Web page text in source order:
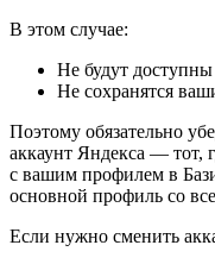
В этом случае:
Не будут
Не сохранятся
Поэтому обязательно
аккаунт Яндекса — тот,
с вашим профилем в
основной профиль со
Если нужно сменить